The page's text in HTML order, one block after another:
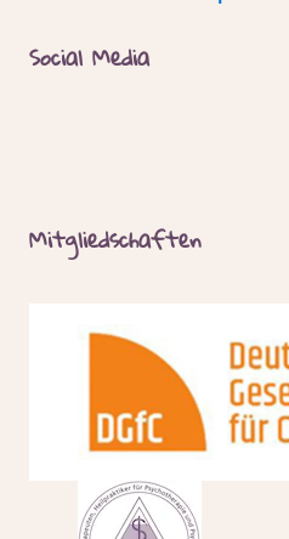
Social Media
Mitgliedschaften